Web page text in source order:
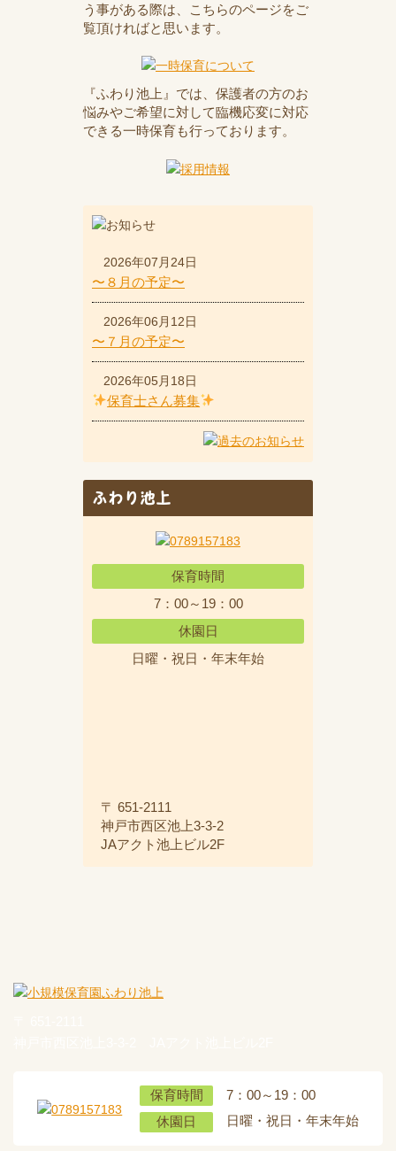
う事がある際は、こちらのページをご
覧頂ければと思います。
『ふわり池上』では、保護者の方のお
悩みやご希望に対して臨機応変に対応
できる一時保育も行っております。
2026年07月24日
〜８月の予定〜
2026年06月12日
〜７月の予定〜
2026年05月18日
保育士さん募集
ふわり池上
保育時間
7：00～19：00
休園日
日曜・祝日・年末年始
〒 651-2111
神戸市西区池上3-3-2
JAアクト池上ビル2F
保育時間
7：00～19：00
休園日
日曜・祝日・年末年始